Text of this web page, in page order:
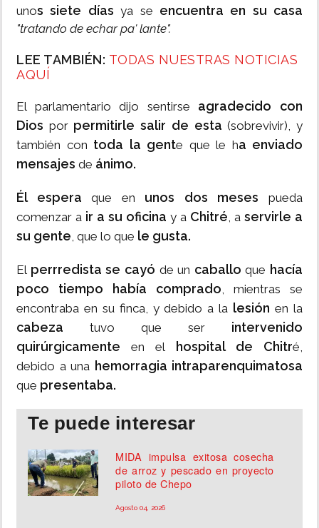
unos siete días ya se encuentra en su casa
"tratando de echar pa' lante".
LEE TAMBIÉN: TODAS NUESTRAS NOTICIAS
AQUÍ
El parlamentario dijo sentirse agradecido con
Dios porpermitirle salir de esta(sobrevivir), y
también con toda la gente que le ha enviado
mensajes de ánimo.
Él esperaque en unos dos meses pueda
comenzar a ir a su oficina y a Chitré, a servirle a
su gente, que lo que le gusta.
El perrredista se cayó de un caballoque hacía
poco tiempo había comprado, mientras se
encontraba en su finca, y debido a la lesión en la
cabeza tuvo que ser intervenido
quirúrgicamenteen el hospital de Chitré,
debido a una hemorragia intraparenquimatosa
que presentaba.
Te puede interesar
MIDA impulsa exitosa cosecha
de arroz y pescado en proyecto
piloto de Chepo
Agosto 04, 2026